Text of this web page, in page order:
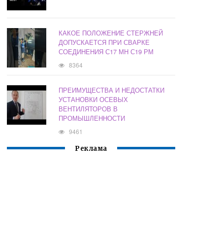
КАКОЕ ПОЛОЖЕНИЕ СТЕРЖНЕЙ
ДОПУСКАЕТСЯ ПРИ СВАРКЕ
СОЕДИНЕНИЯ С17 МН С19 РМ
8364
ПРЕИМУЩЕСТВА И НЕДОСТАТКИ
УСТАНОВКИ ОСЕВЫХ
ВЕНТИЛЯТОРОВ В
ПРОМЫШЛЕННОСТИ
9461
Реклама